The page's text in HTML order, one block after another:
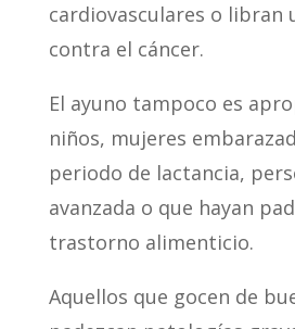
cardiovasculares o libran
contra el cáncer.
El ayuno tampoco es
niños, mujeres
periodo de lactancia,
avanzada o que hayan
trastorno alimenticio.
Aquellos que gocen de